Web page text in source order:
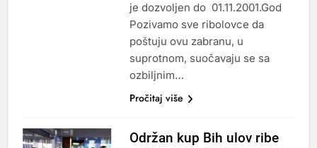
je dozvoljen do 01.11.2001.God
Pozivamo sve ribolovce da
poštuju ovu zabranu, u
suprotnom, suočavaju se sa
ozbiljnim…
Pročitaj više
Održan kup Bih ulov ribe